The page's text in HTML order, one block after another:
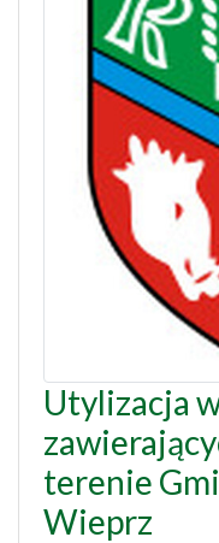
Utylizacja
terenie
Wieprz